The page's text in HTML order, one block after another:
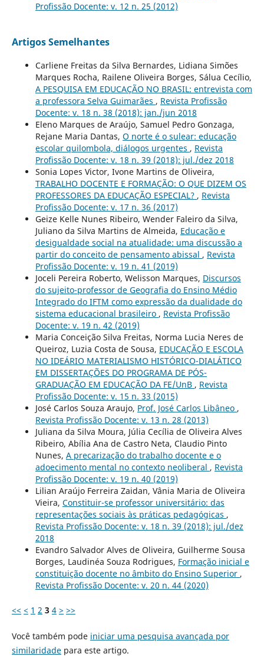
Profissão Docente: v. 12 n. 25 (2012)
Artigos Semelhantes
Carliene Freitas da Silva Bernardes, Lidiana Simões
Marques Rocha, Railene Oliveira Borges, Sálua Cecílio,
A PESQUISA EM EDUCAÇÃO NO BRASIL: entrevista com
a professora Selva Guimarães , Revista Profissão
Docente: v. 18 n. 38 (2018): jan./jun 2018
Eleno Marques de Araújo, Samuel Pedro Gonzaga,
Rejane Maria Dantas, O norte é o sulear: educação
escolar quilombola, diálogos urgentes , Revista
Profissão Docente: v. 18 n. 39 (2018): jul./dez 2018
Sonia Lopes Victor, Ivone Martins de Oliveira,
TRABALHO DOCENTE E FORMAÇÃO: O QUE DIZEM OS
PROFESSORES DA EDUCAÇÃO ESPECIAL? , Revista
Profissão Docente: v. 17 n. 36 (2017)
Geize Kelle Nunes Ribeiro, Wender Faleiro da Silva,
Juliano da Silva Martins de Almeida, Educação e
desigualdade social na atualidade: uma discussão a
partir do conceito de pensamento abissal , Revista
Profissão Docente: v. 19 n. 41 (2019)
Joceli Pereira Roberto, Welisson Marques, Discursos
do sujeito-professor de Geografia do Ensino Médio
Integrado do IFTM como expressão da dualidade do
sistema educacional brasileiro , Revista Profissão
Docente: v. 19 n. 42 (2019)
Maria Conceição Silva Freitas, Norma Lucia Neres de
Queiroz, Luzia Costa de Sousa, EDUCAÇÃO E ESCOLA
NO IDEÁRIO MATERIALISMO HISTÓRICO-DIALÁTICO
EM DISSERTAÇÕES DO PROGRAMA DE PÓS-
GRADUAÇÃO EM EDUCAÇÃO DA FE/UnB , Revista
Profissão Docente: v. 15 n. 33 (2015)
José Carlos Souza Araujo, Prof. José Carlos Libâneo ,
Revista Profissão Docente: v. 13 n. 28 (2013)
Juliana da Silva Moura, Júlia Cecília de Oliveira Alves
Ribeiro, Abília Ana de Castro Neta, Claudio Pinto
Nunes, A precarização do trabalho docente e o
adoecimento mental no contexto neoliberal , Revista
Profissão Docente: v. 19 n. 40 (2019)
Lilian Araújo Ferreira Zaidan, Vânia Maria de Oliveira
Vieira, Constituir-se professor universitário: das
representações sociais às práticas pedagógicas ,
Revista Profissão Docente: v. 18 n. 39 (2018): jul./dez
2018
Evandro Salvador Alves de Oliveira, Guilherme Sousa
Borges, Laudinéa Souza Rodrigues, Formação inicial e
constituição docente no âmbito do Ensino Superior ,
Revista Profissão Docente: v. 20 n. 44 (2020)
<< < 1 2 3 4 > >>
Você também pode iniciar uma pesquisa avançada por
similaridadepara este artigo.